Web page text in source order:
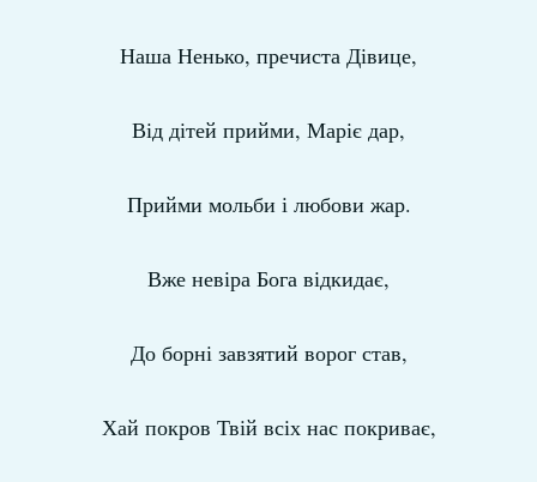
Наша Ненько, пречиста Дівице,
Від дітей прийми, Маріє дар,
Прийми мольби і любови жар.
Вже невіра Бога відкидає,
До борні завзятий ворог став,
Хай покров Твій всіх нас покриває,